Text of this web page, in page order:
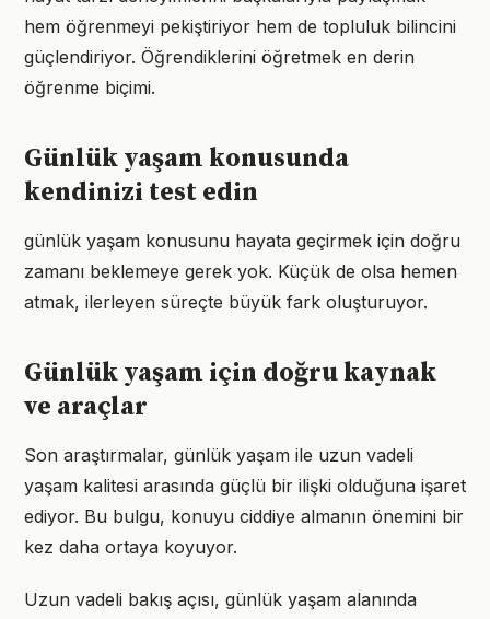
hem öğrenmeyi pekiştiriyor hem de topluluk bilincini
güçlendiriyor. Öğrendiklerini öğretmek en derin
öğrenme biçimi.
Günlük yaşam konusunda
kendinizi test edin
günlük yaşam konusunu hayata geçirmek için doğru
zamanı beklemeye gerek yok. Küçük de olsa hemen
atmak, ilerleyen süreçte büyük fark oluşturuyor.
Günlük yaşam için doğru kaynak
ve araçlar
Son araştırmalar, günlük yaşam ile uzun vadeli
yaşam kalitesi arasında güçlü bir ilişki olduğuna işaret
ediyor. Bu bulgu, konuyu ciddiye almanın önemini bir
kez daha ortaya koyuyor.
Uzun vadeli bakış açısı, günlük yaşam alanında